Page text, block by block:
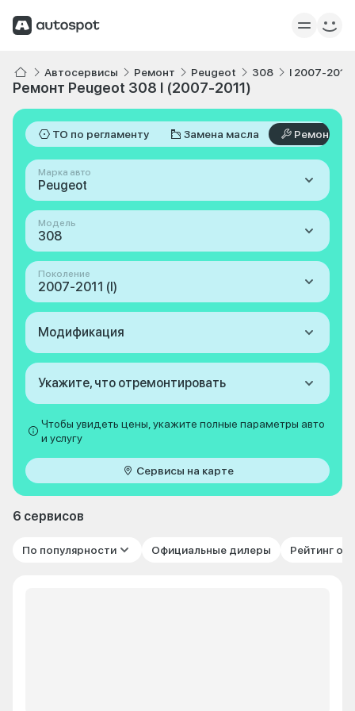
Автосервисы Ремонт Peugeot 308 I 2007-2011
Ремонт Peugeot 308 I (2007-2011)
ТО по регламенту Замена масла Ремонт
Марка авто
Peugeot
Модель
308
Поколение
2007-2011 (I)
Модификация
Укажите, что отремонтировать
Чтобы увидеть цены, укажите полные параметры авто
и услугу
Сервисы на карте
6 сервисов
По популярности Официальные дилеры Рейтинг